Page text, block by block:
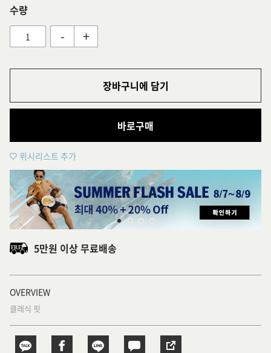
수량
- +
장바구니에 담기
바로구매
위시리스트 추가
5만원 이상 무료배송
OVERVIEW
클래식 핏